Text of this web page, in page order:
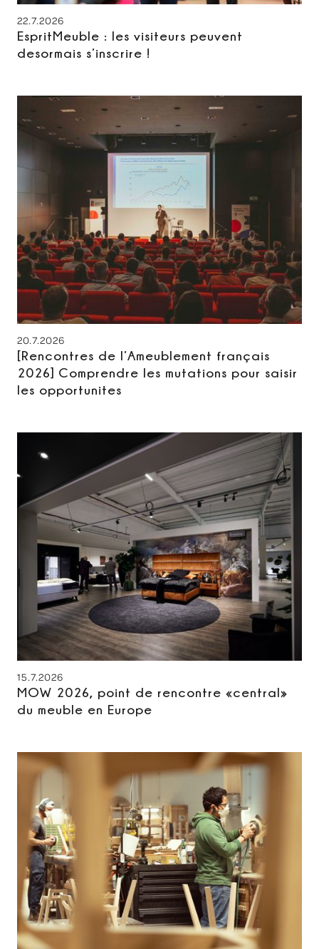
22.7.2026
EspritMeuble : les visiteurs peuvent
desormais s’inscrire !
20.7.2026
[Rencontres de l’Ameublement français
2026] Comprendre les mutations pour saisir
les opportunites
15.7.2026
MOW 2026, point de rencontre «central»
du meuble en Europe